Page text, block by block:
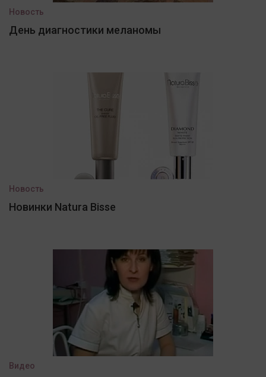
Новость
День диагностики меланомы
Новость
Новинки Natura Bisse
Видео